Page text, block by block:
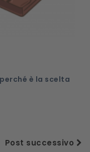
è la scelta
Post successivo